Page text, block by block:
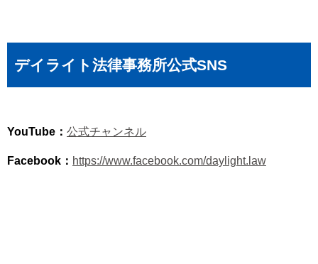
デイライト法律事務所公式SNS
YouTube： 公式チャンネル
Facebook： https://www.facebook.com/daylight.law